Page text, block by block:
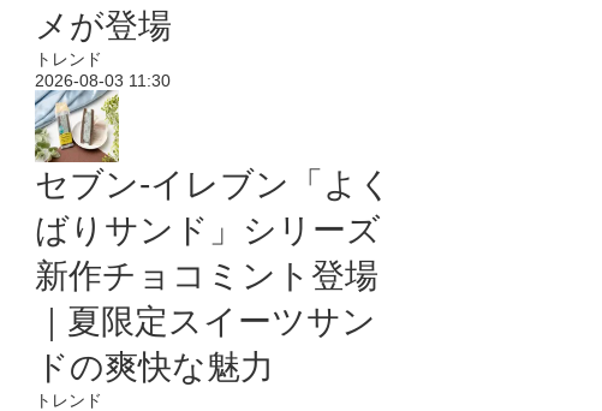
メが登場
トレンド
2026-08-03 11:30
セブン‐イレブン「よく
ばりサンド」シリーズ
新作チョコミント登場
｜夏限定スイーツサン
ドの爽快な魅力
トレンド